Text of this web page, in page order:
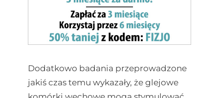
Dodatkowo badania przeprowadzone
jakiś czas temu wykazały, że glejowe